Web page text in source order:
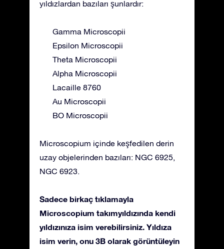
yıldızlardan bazıları şunlardır:
Gamma Microscopii
Epsilon Microscopii
Theta Microscopii
Alpha Microscopii
Lacaille 8760
Au Microscopii
BO Microscopii
Microscopium içinde keşfedilen derin
uzay objelerinden bazıları: NGC 6925,
NGC 6923.
Sadece birkaç tıklamayla
Microscopium takımyıldızında kendi
yıldızınıza isim verebilirsiniz. Yıldıza
isim verin, onu 3B olarak görüntüleyin